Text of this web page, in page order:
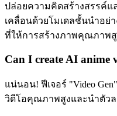
ปล่อยความคิดสร้างสรรค์แ
เคลื่อนด้วยโมเดลชั้นนำอย่า
ที่ให้การสร้างภาพคุณภาพสู
Can I create AI anime
แน่นอน! ฟีเจอร์ "Video
วิดีโอคุณภาพสูงและนำตัว